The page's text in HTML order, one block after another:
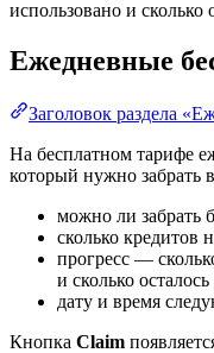
использовано и сколько
Ежедневные
Заголовок раздела
На бесплатном тарифе
который нужно забрать
можно ли забрать
сколько кредитов
прогресс —
и сколько
дату и время
Кнопка Claim